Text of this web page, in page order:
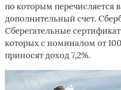
по которым перечисляется
дополнительный счет.
Сберегательные
которых с номиналом от
приносят доход 7,2%.